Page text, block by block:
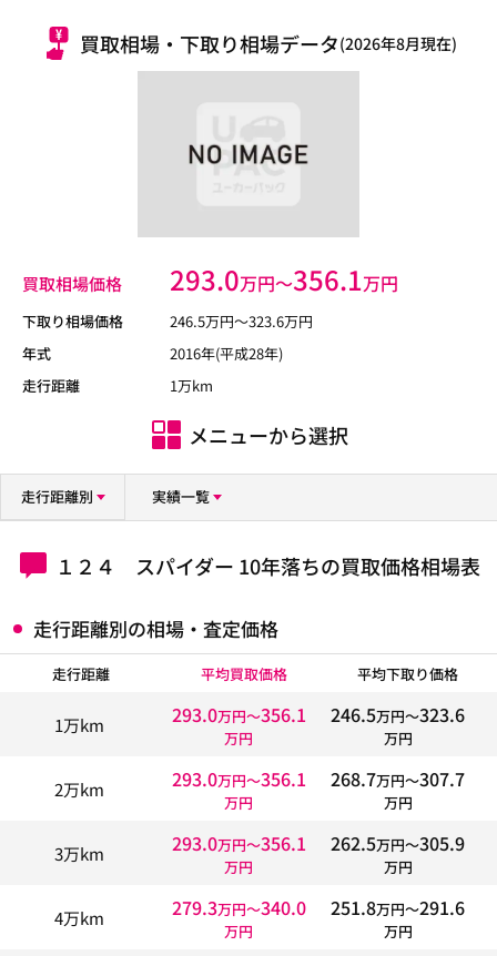
買取相場・下取り相場データ(2026年8月現在)
買取相場価格 293.0万円〜356.1万円
下取り相場価格 246.5万円〜323.6万円
年式
2016年(平成28年)
走行距離
1万km
メニューから選択
走行距離別 実績一覧
１２４ スパイダー 10年落ちの買取価格相場表
走行距離別の相場・査定価格
走行距離 平均買取価格 平均下取り価格
1万km 293.0万円〜356.1
万円
246.5万円〜323.6
万円
2万km 293.0万円〜356.1
万円
268.7万円〜307.7
万円
3万km 293.0万円〜356.1
万円
262.5万円〜305.9
万円
4万km 279.3万円〜340.0
万円
251.8万円〜291.6
万円